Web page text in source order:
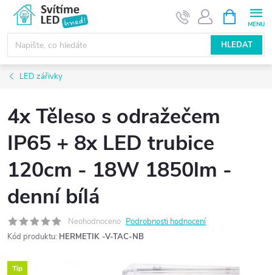
obsah
HLEDAT
NÁKUPNÍ
KOŠÍK
LED zářivky
4x Těleso s odražečem
IP65 + 8x LED trubice
120cm - 18W 1850lm -
denní bílá
Neohodnoceno Podrobnosti hodnocení
Kód produktu: HERMETIK -V-TAC-NB
Tip